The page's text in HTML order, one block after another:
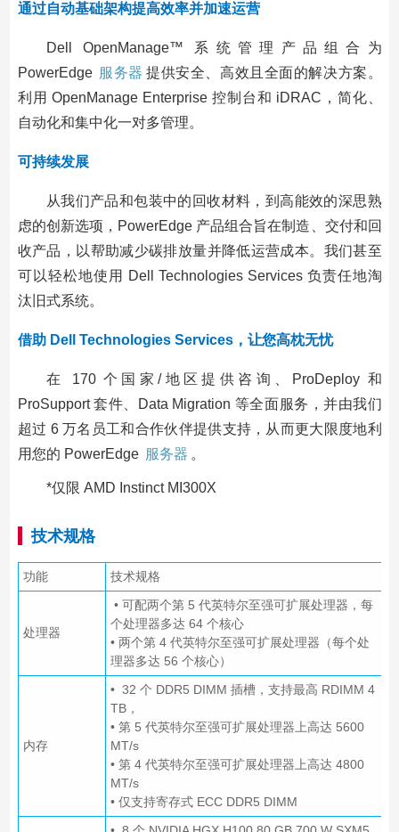
通过自动基础架构提高效率并加速运营
Dell OpenManage™ 系统管理产品组合为
PowerEdge 服务器 提供安全、高效且全面的解决方案。
利用 OpenManage Enterprise 控制台和 iDRAC，简化、
自动化和集中化一对多管理。
可持续发展
从我们产品和包装中的回收材料，到高能效的深思熟
虑的创新选项，PowerEdge 产品组合旨在制造、交付和回
收产品，以帮助减少碳排放量并降低运营成本。我们甚至
可以轻松地使用 Dell Technologies Services 负责任地淘
汰旧式系统。
借助 Dell Technologies Services，让您高枕无忧
在 170 个国家/地区提供咨询、ProDeploy 和
ProSupport 套件、Data Migration 等全面服务，并由我们
超过 6 万名员工和合作伙伴提供支持，从而更大限度地利
用您的 PowerEdge 服务器 。
*仅限 AMD Instinct MI300X
技术规格
功能 技术规格
处理器
• 可配两个第 5 代英特尔至强可扩展处理器，每
个处理器多达 64 个核心
• 两个第 4 代英特尔至强可扩展处理器（每个处
理器多达 56 个核心）
内存
• 32 个 DDR5 DIMM 插槽，支持最高 RDIMM 4
TB，
• 第 5 代英特尔至强可扩展处理器上高达 5600
MT/s
• 第 4 代英特尔至强可扩展处理器上高达 4800
MT/s
• 仅支持寄存式 ECC DDR5 DIMM